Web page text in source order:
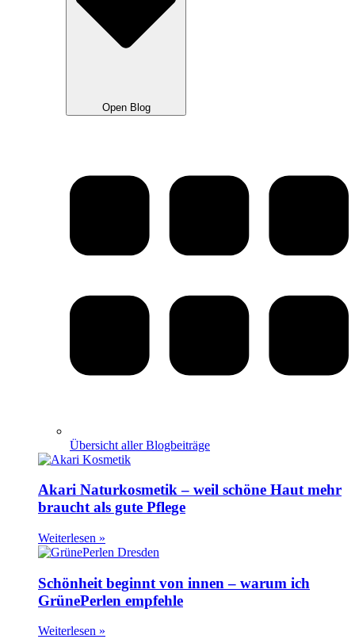
Open Blog
Übersicht aller Blogbeiträge
Akari Naturkosmetik – weil schöne Haut mehr
braucht als gute Pflege
Weiterlesen »
Schönheit beginnt von innen – warum ich
GrünePerlen empfehle
Weiterlesen »